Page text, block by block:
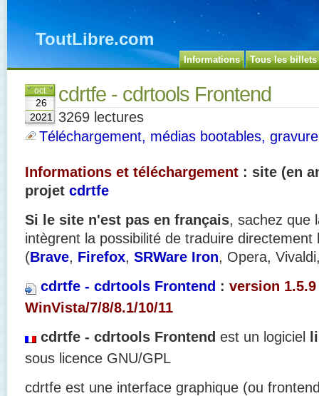
ToutLibre.com
Informations Tous les billets
oct.
26
2021
cdrtfe - cdrtools Frontend
3269 lectures
Téléchargement, médias bootables,
Informations et téléchargement : site (en
projet cdrtfe
Si le site n'est pas en français, sachez que
intègrent la possibilité de traduire directement
(Brave, Firefox, SRWare Iron, Opera,
cdrtfe - cdrtools Frontend : version 1.5.9
WinVista/7/8/8.1/10/11
cdrtfe - cdrtools Frontend est un logiciel
sous licence GNU/GPL
cdrtfe est une interface graphique (ou